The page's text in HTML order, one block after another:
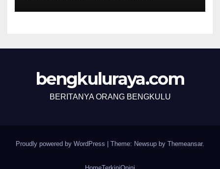
bengkuluraya.com
BERITANYA ORANG BENGKULU
Proudly powered by WordPress Theme: Newsup by Themeansar.